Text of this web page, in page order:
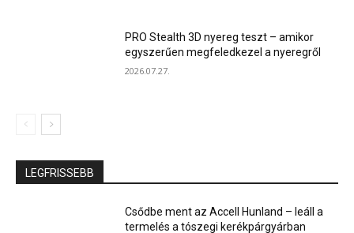
PRO Stealth 3D nyereg teszt – amikor
egyszerűen megfeledkezel a nyeregről
2026.07.27.
LEGFRISSEBB
Csődbe ment az Accell Hunland – leáll a
termelés a tószegi kerékpárgyárban